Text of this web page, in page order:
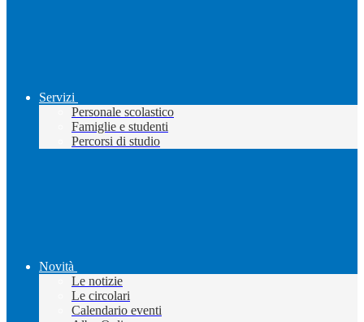
Servizi
Personale scolastico
Famiglie e studenti
Percorsi di studio
Novità
Le notizie
Le circolari
Calendario eventi